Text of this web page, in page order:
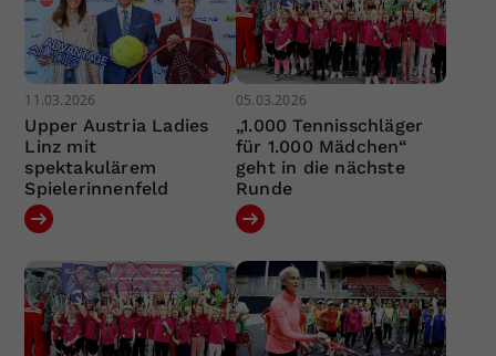
11.03.2026
Upper Austria Ladies
Linz mit
spektakulärem
Spielerinnenfeld
05.03.2026
„1.000 Tennisschläger
für 1.000 Mädchen“
geht in die nächste
Runde